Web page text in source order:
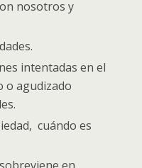
nosotros y
intentadas en el
o agudizado
cuándo es